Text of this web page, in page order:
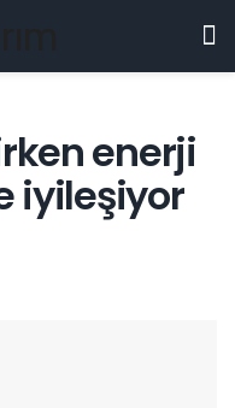
enerji
iyileşiyor